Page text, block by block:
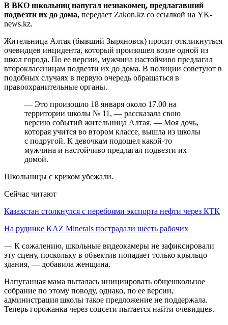
В ВКО школьниц напугал незнакомец, предлагавший
подвезти их до дома, передает Zakon.kz со ссылкой на YK-
news.kz.
Жительница Алтая (бывший Зыряновск) просит откликнуться
очевидцев инцидента, который произошел возле одной из
школ города. По ее версии, мужчина настойчиво предлагал
второклассницам подвезти их до дома. В полиции советуют в
подобных случаях в первую очередь обращаться в
правоохранительные органы.
— Это произошло 18 января около 17.00 на
территории школы № 11, — рассказала свою
версию событий жительница Алтая. — Моя дочь,
которая учится во втором классе, вышла из школы
с подругой. К девочкам подошел какой-то
мужчина и настойчиво предлагал подвезти их
домой.
Школьницы с криком убежали.
Сейчас читают
Казахстан столкнулся с перебоями экспорта нефти через КТК
На руднике KAZ Minerals пострадали шесть рабочих
— К сожалению, школьные видеокамеры не зафиксировали
эту сцену, поскольку в объектив попадает только крыльцо
здания, — добавила женщина.
Напуганная мама пыталась инициировать общешкольное
собрание по этому поводу, однако, по ее версии,
администрация школы такое предложение не поддержала.
Теперь горожанка через соцсети пытается найти очевидцев.